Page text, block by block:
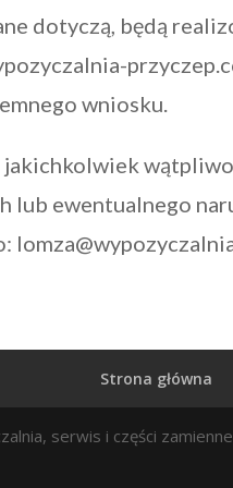
dotyczą, będą
wniosku.
lub ewentualnego
Strona główna
serwis i części